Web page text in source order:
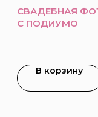
СВАДЕБНАЯ
С ПОДИУМО
В корзину